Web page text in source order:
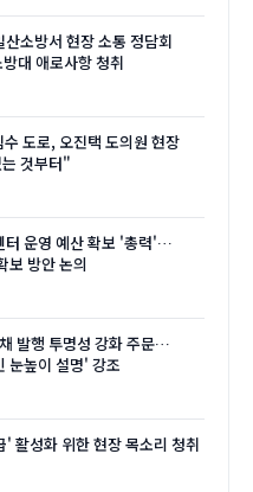
소방서 현장 소통 정담회
대 애로사항 청취
도로, 오진택 도의원 현장
것부터"
터 운영 예산 확보 '총력'…
보 방안 논의
발행 투명성 강화 주문…
눈높이 설명' 강조
활성화 위한 현장 목소리 청취